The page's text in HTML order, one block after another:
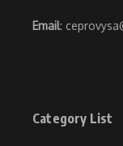
Email:
Category List